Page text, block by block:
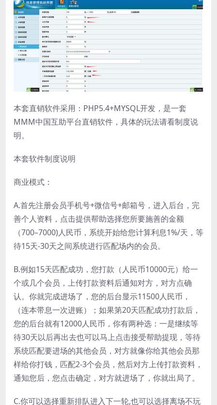
本套直销软件采用：PHP5.4+MYSQL开发，是一套
MMM中国互助平台直销软件，具体的玩法请看制度说
明。
本套软件制度说明
商业模式：
A.首先注册会员手机号+微信号+邮箱号，进入后台，完
善个人资料，点击提供帮助选择您所要施善的金额
（700–7000)人民币，系统开始给您计算利息1%/天，等
待15天-30天之间系统进行匹配场内的会员。
B.例如15天匹配成功，您打款（人民币10000元）给一
个或几个会员，上传打款资料后通知对方，对方点确
认。你就完成进场了，您的后台显示11500人民币，
（连本带息一次进账）；如果第20天匹配成功打款后，
您的后台就有12000人民币，你有两种选：一是继续等
待30天以后再出去也可以马上点击接受帮助提现，等待
系统匹配要进场的其他会员，对方就像你给其他会员那
样给你打钱，匹配2-3个会员，然后对方上传打款资料，
通知您后，您点击确定，对方就进场了，你就出局了。
C.你可以选择重新排队进入下一轮,也可以选择离场不玩